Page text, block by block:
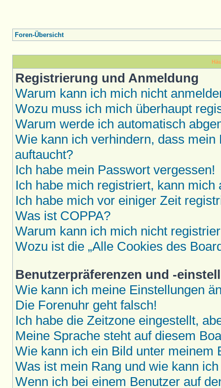
Foren-Übersicht
Registrierung und Anmeldung
Warum kann ich mich nicht
Wozu muss ich mich überhaupt
Warum werde ich automatisch
Wie kann ich verhindern, dass
auftaucht?
Ich habe mein Passwort vergessen!
Ich habe mich registriert, kann mich
Ich habe mich vor einiger Zeit
Was ist COPPA?
Warum kann ich mich nicht
Wozu ist die „Alle Cookies des
Benutzerpräferenzen und -
Wie kann ich meine Einstellungen
Die Forenuhr geht falsch!
Ich habe die Zeitzone eingestellt,
Meine Sprache steht auf diesem
Wie kann ich ein Bild unter meinem
Was ist mein Rang und wie kann
Wenn ich bei einem Benutzer auf